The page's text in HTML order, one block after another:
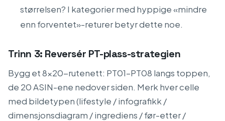
størrelsen? I kategorier med hyppige «mindre
enn forventet»-returer betyr dette noe.
Trinn 3: Reversér PT-plass-strategien
Bygg et 8×20-rutenett: PT01–PT08 langs toppen,
de 20 ASIN-ene nedover siden. Merk hver celle
med bildetypen (lifestyle / infografikk /
dimensjonsdiagram / ingrediens / før-etter /